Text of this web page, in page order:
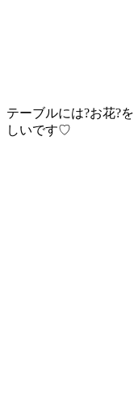
テーブルには?お花
しいです♡